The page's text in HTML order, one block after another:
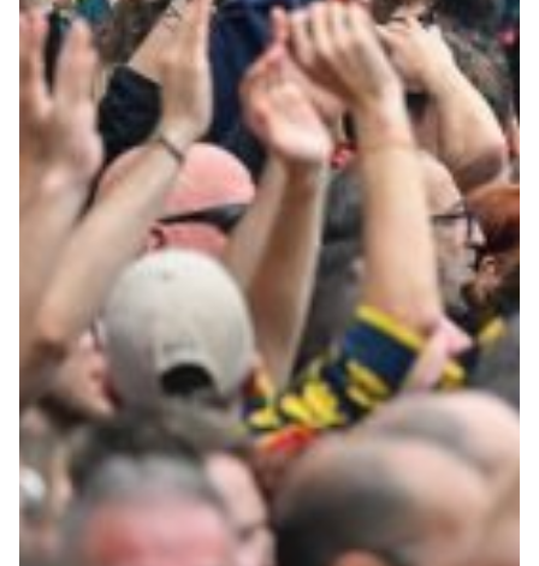
Robe di Kappa x Genoa
Vintage Collection
Red&Blue Voices
Accessori
Party
Outlet
Caffè Boasi x Genoa